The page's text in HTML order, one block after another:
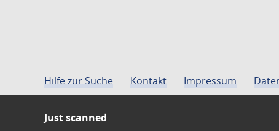
Hilfe zur Suche Kontakt Impressum
Just scanned